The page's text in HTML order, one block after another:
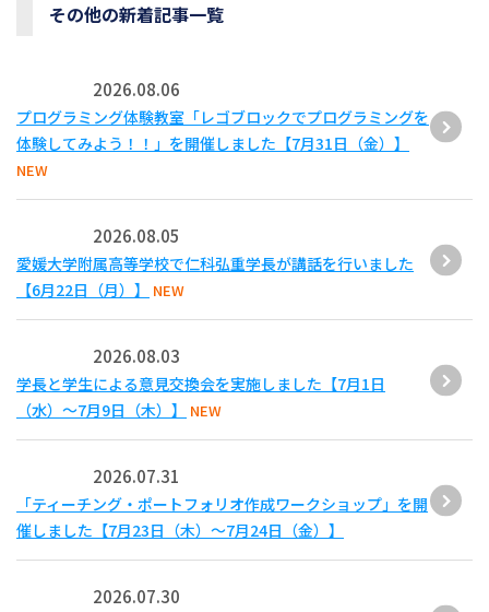
その他の新着記事一覧
2026.08.06
プログラミング体験教室「レゴブロックでプログラミングを
体験してみよう！！」を開催しました【7月31日（金）】
NEW
2026.08.05
愛媛大学附属高等学校で仁科弘重学長が講話を行いました
【6月22日（月）】
NEW
2026.08.03
学長と学生による意見交換会を実施しました【7月1日
（水）～7月9日（木）】
NEW
2026.07.31
「ティーチング・ポートフォリオ作成ワークショップ」を開
催しました【7月23日（木）～7月24日（金）】
2026.07.30